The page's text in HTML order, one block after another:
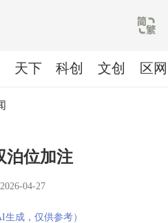
天下 科创 文创 区网
泊位加注
04-27
生成，仅供参考）